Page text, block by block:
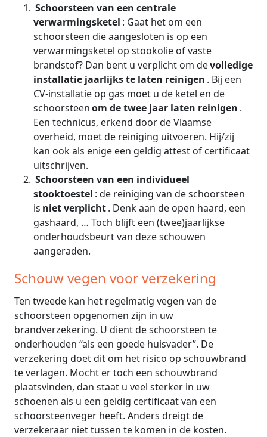
Schoorsteen van een centrale
verwarmingsketel : Gaat het om een
schoorsteen die aangesloten is op een
verwarmingsketel op stookolie of vaste
brandstof? Dan bent u verplicht om devolledige
installatie jaarlijks te laten reinigen . Bij een
CV-installatie op gas moet u de ketel en de
schoorsteenom de twee jaar laten reinigen .
Een technicus, erkend door de Vlaamse
overheid, moet de reiniging uitvoeren. Hij/zij
kan ook als enige een geldig attest of certificaat
uitschrijven.
Schoorsteen van een individueel
stooktoestel : de reiniging van de schoorsteen
is niet verplicht. Denk aan de open haard, een
gashaard, … Toch blijft een (twee)jaarlijkse
onderhoudsbeurt van deze schouwen
aangeraden.
Schouw vegen voor verzekering
Ten tweede kan het regelmatig vegen van de
schoorsteen opgenomen zijn in uw
brandverzekering. U dient de schoorsteen te
onderhouden “als een goede huisvader”. De
verzekering doet dit om het risico op schouwbrand
te verlagen. Mocht er toch een schouwbrand
plaatsvinden, dan staat u veel sterker in uw
schoenen als u een geldig certificaat van een
schoorsteenveger heeft. Anders dreigt de
verzekeraar niet tussen te komen in de kosten.